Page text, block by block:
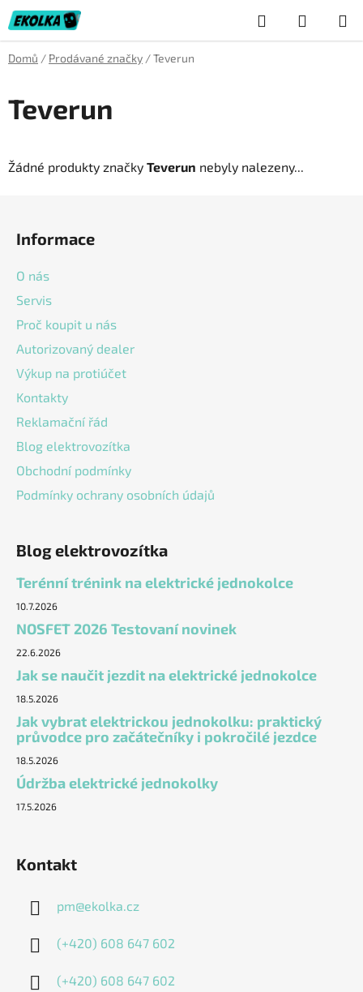
Přejít
na
obsah
Hledat
KOŠÍK
Domů / Prodávané značky /Teverun
Teverun
Žádné produkty značky Teverun nebyly nalezeny...
Informace
O nás
Servis
Proč koupit u nás
Autorizovaný dealer
Výkup na protiúčet
Kontakty
Reklamační řád
Blog elektrovozítka
Obchodní podmínky
Podmínky ochrany osobních údajů
Blog elektrovozítka
Terénní trénink na elektrické jednokolce
10.7.2026
NOSFET 2026 Testovaní novinek
22.6.2026
Jak se naučit jezdit na elektrické jednokolce
18.5.2026
Jak vybrat elektrickou jednokolku: praktický
průvodce pro začátečníky i pokročilé jezdce
18.5.2026
Údržba elektrické jednokolky
17.5.2026
Kontakt
pm@ekolka.cz
(+420) 608 647 602
(+420) 608 647 602